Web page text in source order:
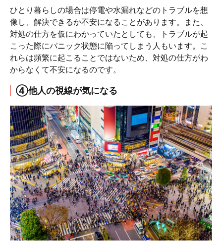
ひとり暮らしの場合は停電や水漏れなどのトラブルを想
像し、解決できるか不安になることがあります。また、
対処の仕方を仮にわかっていたとしても、トラブルが起
こった際にパニック状態に陥ってしまう人もいます。こ
れらは頻繁に起こることではないため、対処の仕方がわ
からなくて不安になるのです。
④他人の視線が気になる